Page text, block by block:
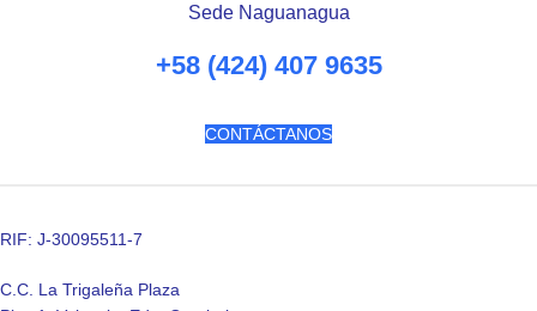
Sede Naguanagua
+58 (424) 407 9635
CONTÁCTANOS
RIF: J-30095511-7
C.C. La Trigaleña Plaza